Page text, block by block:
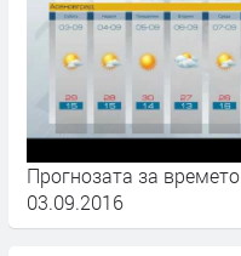
Прогнозата за времето
03.09.2016